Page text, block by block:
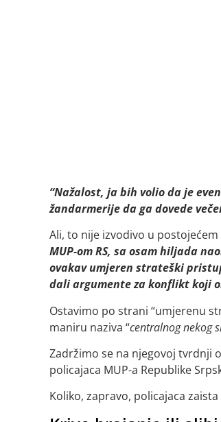
“Nažalost, ja bih volio da je
žandarmerije da ga dovede
Ali, to nije izvodivo u
MUP-om RS, sa osam hiljada
ovakav umjeren strateški
dali argumente za konflikt koji
Ostavimo po strani “umjerenu
maniru naziva “centralnog nekog
Zadržimo se na njegovoj tvrdnji
policajaca MUP-a Republike
Koliko, zapravo, policajaca